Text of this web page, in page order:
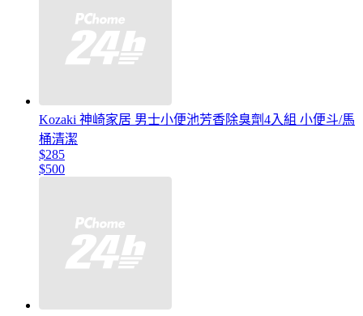
Kozaki 神崎家居 男士小便池芳香除臭劑4入組 小便斗/馬
桶清潔
$285
$500